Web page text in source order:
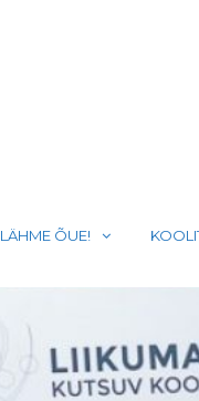
LÄHME ÕUE!